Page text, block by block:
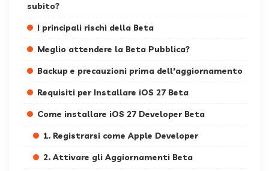
subito?
I principali rischi della Beta
Meglio attendere la Beta Pubblica?
Backup e precauzioni prima dell’aggiornamento
Requisiti per Installare iOS 27 Beta
Come installare iOS 27 Developer Beta
1. Registrarsi come Apple Developer
2. Attivare gli Aggiornamenti Beta